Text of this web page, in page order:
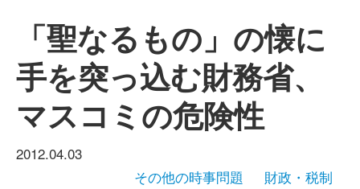
「聖なるもの」の懐に
手を突っ込む財務省、
マスコミの危険性
2012.04.03
その他の時事問題
財政・税制